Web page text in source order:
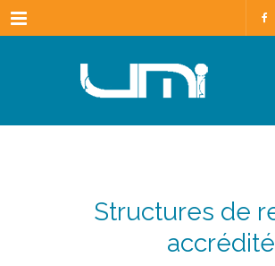
Menu
Structures de